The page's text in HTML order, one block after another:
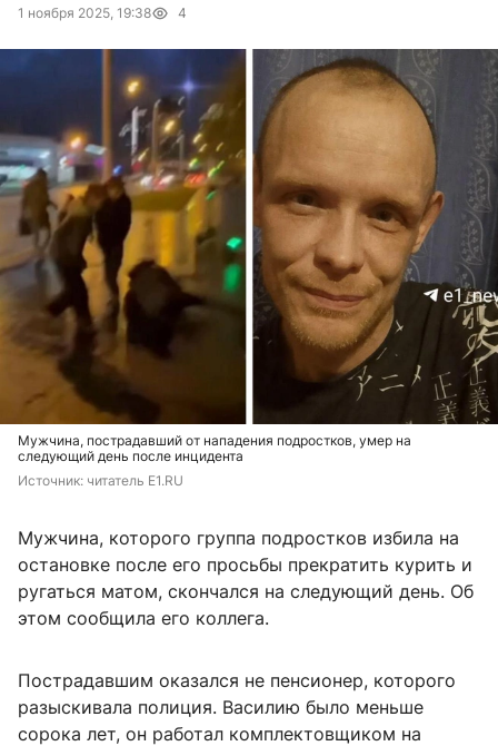
1 ноября 2025, 19:38 4
Мужчина, пострадавший от нападения подростков, умер на
следующий день после инцидента
Источник: читатель E1.RU
Мужчина, которого группа подростков избила на
остановке после его просьбы прекратить курить и
ругаться матом, скончался на следующий день. Об
этом сообщила его коллега.
Пострадавшим оказался не пенсионер, которого
разыскивала полиция. Василию было меньше
сорока лет, он работал комплектовщиком на